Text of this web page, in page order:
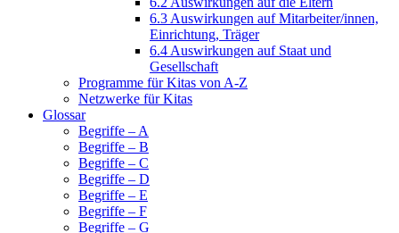
6.3 Auswirkungen auf Mitarbeiter/­innen,
Einrichtung, Träger
6.4 Auswirkungen auf Staat und
Gesellschaft
Programme für Kitas von A-Z
Netzwerke für Kitas
Glossar
Begriffe – A
Begriffe – B
Begriffe – C
Begriffe – D
Begriffe – E
Begriffe – F
Begriffe – G